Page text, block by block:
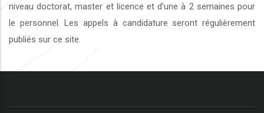
niveau doctorat, master et licence et d’une à 2 semaines pour
le personnel. Les appels à candidature seront régulièrement
publiés sur ce site.